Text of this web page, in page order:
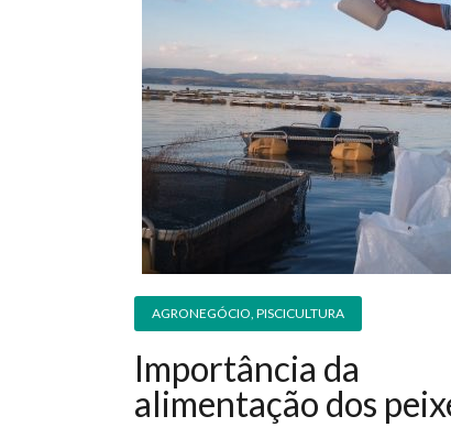
AGRONEGÓCIO, PISCICULTURA
Importância da
alimentação dos